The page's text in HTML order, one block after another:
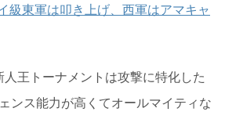
級東軍は叩き上げ、西軍はアマキャ
王トーナメントは攻撃に特化した
ンス能力が高くてオールマイティな